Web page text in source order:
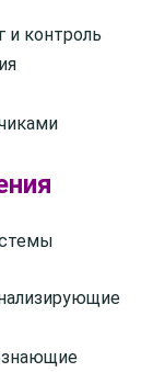
и контроль